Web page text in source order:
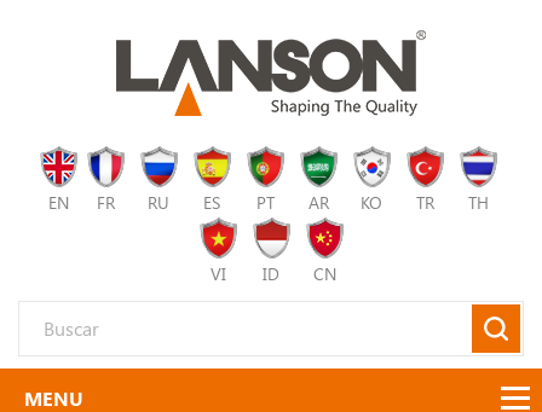
EN FR RU ES PT AR KO TR TH
VI ID CN